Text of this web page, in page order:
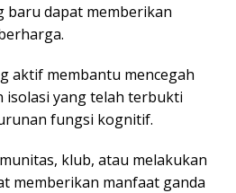
baru dapat memberikan
aktif membantu mencegah
isolasi yang telah terbukti
fungsi kognitif.
klub, atau melakukan
memberikan manfaat ganda